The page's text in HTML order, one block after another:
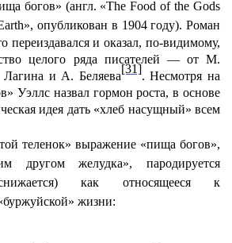
богов» (англ. «The Food of the Gods
опубликован в 1904году).Роман
переиздавался и оказал, по-видимому,
целого ряда писателей — от М.
и А. Беляева
[31]
. Несмотря на
Уэллс назвал гормон роста, в основе
идея дать «хлеб насущный» всем
теленок» выражение «пища богов»,
другом желудка», пародируется
снижается) как относящееся к
жизни: